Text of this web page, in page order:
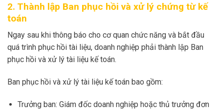
2. Thành lập Ban phục hồi và xử lý chứng từ kế
toán
Ngay sau khi thông báo cho cơ quan chức năng và bắt đầu
quá trình phục hồi tài liệu, doanh nghiệp phải thành lập Ban
phục hồi và xử lý tài liệu kế toán.
Ban phục hồi và xử lý tài liệu kế toán bao gồm:
Trưởng ban: Giám đốc doanh nghiệp hoặc thủ trưởng đơn